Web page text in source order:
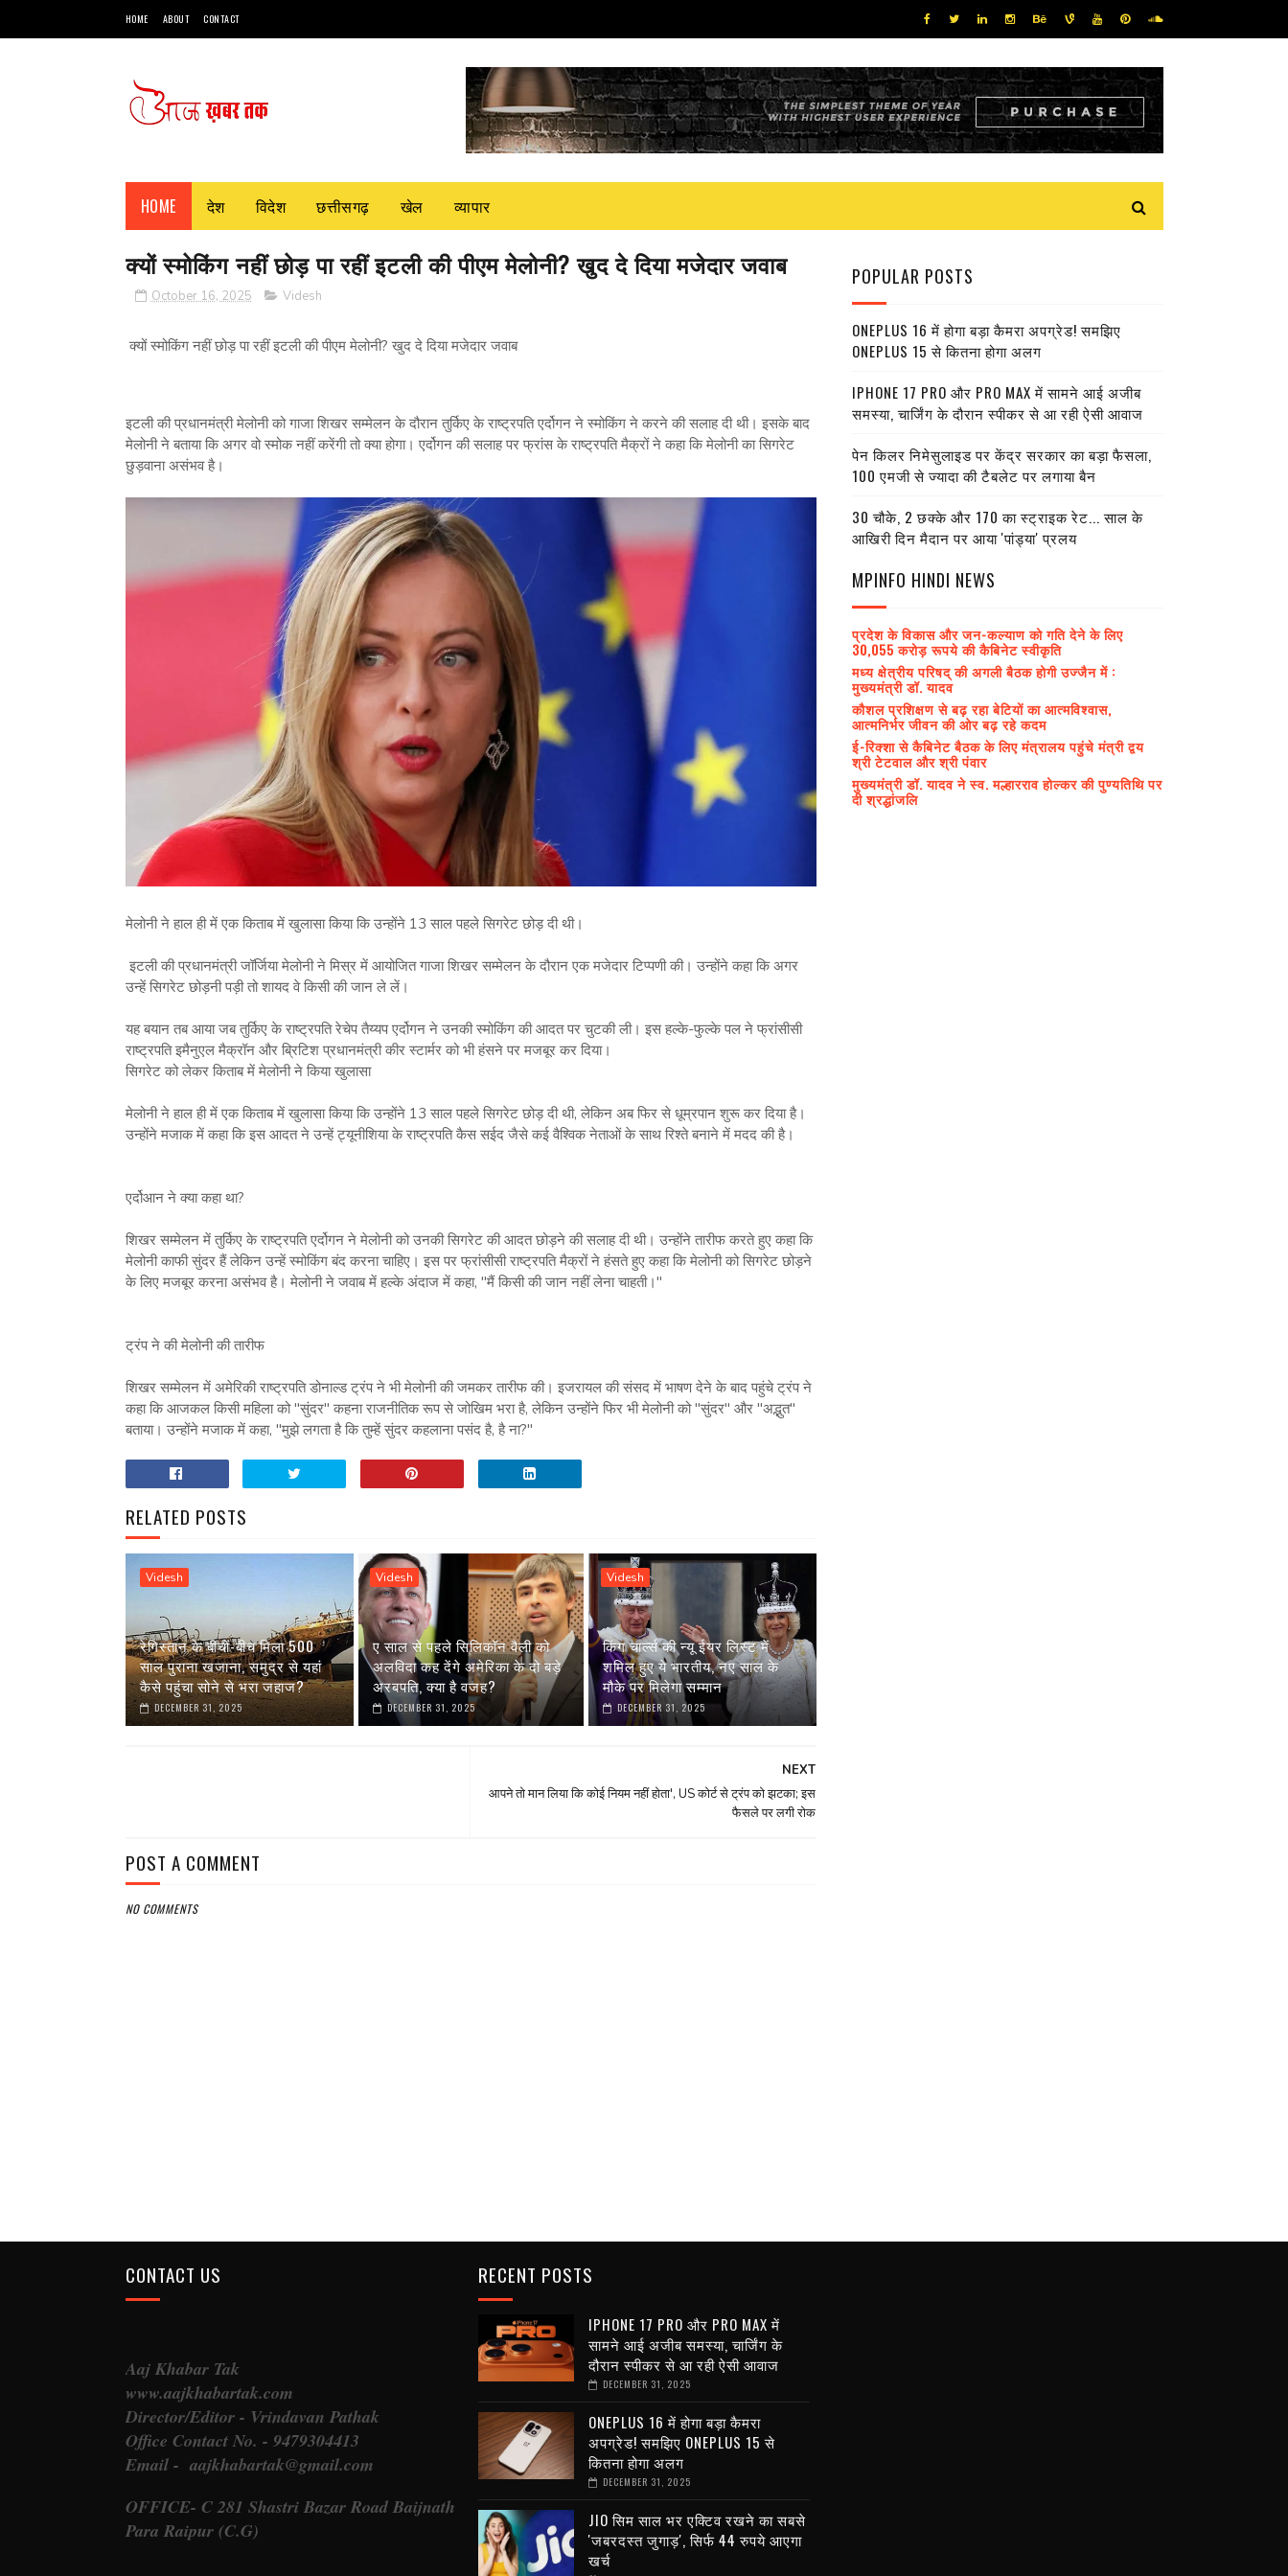
HOME ABOUT CONTACT
HOME देश विदेश छत्तीसगढ़ खेल व्यापार
क्यों स्मोकिंग नहीं छोड़ पा रहीं इटली की पीएम मेलोनी? खुद दे दिया मजेदार जवाब
October 16, 2025 Videsh
क्यों स्मोकिंग नहीं छोड़ पा रहीं इटली की पीएम मेलोनी? खुद दे दिया मजेदार जवाब
इटली की प्रधानमंत्री मेलोनी को गाजा शिखर सम्मेलन के दौरान तुर्किए के राष्ट्रपति एर्दोगन ने स्मोकिंग ने करने की सलाह दी थी। इसके बाद
मेलोनी ने बताया कि अगर वो स्मोक नहीं करेंगी तो क्या होगा। एर्दोगन की सलाह पर फ्रांस के राष्ट्रपति मैक्रों ने कहा कि मेलोनी का सिगरेट
छुड़वाना असंभव है।
मेलोनी ने हाल ही में एक किताब में खुलासा किया कि उन्होंने 13 साल पहले सिगरेट छोड़ दी थी।
इटली की प्रधानमंत्री जॉर्जिया मेलोनी ने मिस्र में आयोजित गाजा शिखर सम्मेलन के दौरान एक मजेदार टिप्पणी की। उन्होंने कहा कि अगर
उन्हें सिगरेट छोड़नी पड़ी तो शायद वे किसी की जान ले लें।
यह बयान तब आया जब तुर्किए के राष्ट्रपति रेचेप तैय्यप एर्दोगन ने उनकी स्मोकिंग की आदत पर चुटकी ली। इस हल्के-फुल्के पल ने फ्रांसीसी
राष्ट्रपति इमैनुएल मैक्रॉन और ब्रिटिश प्रधानमंत्री कीर स्टार्मर को भी हंसने पर मजबूर कर दिया।
सिगरेट को लेकर किताब में मेलोनी ने किया खुलासा
मेलोनी ने हाल ही में एक किताब में खुलासा किया कि उन्होंने 13 साल पहले सिगरेट छोड़ दी थी, लेकिन अब फिर से धूम्रपान शुरू कर दिया है।
उन्होंने मजाक में कहा कि इस आदत ने उन्हें ट्यूनीशिया के राष्ट्रपति कैस सईद जैसे कई वैश्विक नेताओं के साथ रिश्ते बनाने में मदद की है।
एर्दोआन ने क्या कहा था?
शिखर सम्मेलन में तुर्किए के राष्ट्रपति एर्दोगन ने मेलोनी को उनकी सिगरेट की आदत छोड़ने की सलाह दी थी। उन्होंने तारीफ करते हुए कहा कि
मेलोनी काफी सुंदर हैं लेकिन उन्हें स्मोकिंग बंद करना चाहिए। इस पर फ्रांसीसी राष्ट्रपति मैक्रों ने हंसते हुए कहा कि मेलोनी को सिगरेट छोड़ने
के लिए मजबूर करना असंभव है। मेलोनी ने जवाब में हल्के अंदाज में कहा, "मैं किसी की जान नहीं लेना चाहती।"
ट्रंप ने की मेलोनी की तारीफ
शिखर सम्मेलन में अमेरिकी राष्ट्रपति डोनाल्ड ट्रंप ने भी मेलोनी की जमकर तारीफ की। इजरायल की संसद में भाषण देने के बाद पहुंचे ट्रंप ने
कहा कि आजकल किसी महिला को "सुंदर" कहना राजनीतिक रूप से जोखिम भरा है, लेकिन उन्होंने फिर भी मेलोनी को "सुंदर" और "अद्भुत"
बताया। उन्होंने मजाक में कहा, "मुझे लगता है कि तुम्हें सुंदर कहलाना पसंद है, है ना?"
RELATED POSTS
Videsh
रेगिस्तान के बीचों-बीच मिला 500
साल पुराना खजाना, समुद्र से यहां
कैसे पहुंचा सोने से भरा जहाज?
DECEMBER 31, 2025
Videsh
ए साल से पहले सिलिकॉन वैली को
अलविदा कह देंगे अमेरिका के दो बड़े
अरबपति, क्या है वजह?
DECEMBER 31, 2025
Videsh
किंग चार्ल्स की न्यू ईयर लिस्ट में
शमिल हुए ये भारतीय, नए साल के
मौके पर मिलेगा सम्मान
DECEMBER 31, 2025
NEXT
आपने तो मान लिया कि कोई नियम नहीं होता', US कोर्ट से ट्रंप को झटका; इस
फैसले पर लगी रोक
POST A COMMENT
NO COMMENTS
POPULAR POSTS
ONEPLUS 16 में होगा बड़ा कैमरा अपग्रेड! समझिए
ONEPLUS 15 से कितना होगा अलग
IPHONE 17 PRO और PRO MAX में सामने आई अजीब
समस्या, चार्जिंग के दौरान स्पीकर से आ रही ऐसी आवाज
पेन किलर निमेसुलाइड पर केंद्र सरकार का बड़ा फैसला,
100 एमजी से ज्यादा की टैबलेट पर लगाया बैन
30 चौके, 2 छक्के और 170 का स्ट्राइक रेट... साल के
आखिरी दिन मैदान पर आया 'पांड्या' प्रलय
MPINFO HINDI NEWS
प्रदेश के विकास और जन-कल्याण को गति देने के लिए
30,055 करोड़ रूपये की कैबिनेट स्वीकृति
मध्य क्षेत्रीय परिषद् की अगली बैठक होगी उज्जैन में :
मुख्यमंत्री डॉ. यादव
कौशल प्रशिक्षण से बढ़ रहा बेटियों का आत्मविश्वास,
आत्मनिर्भर जीवन की ओर बढ़ रहे कदम
ई-रिक्शा से कैबिनेट बैठक के लिए मंत्रालय पहुंचे मंत्री द्वय
श्री टेटवाल और श्री पंवार
मुख्यमंत्री डॉ. यादव ने स्व. मल्हारराव होल्कर की पुण्यतिथि पर
दी श्रद्धांजलि
CONTACT US
Aaj Khabar Tak
www.aajkhabartak.com
Director/Editor - Vrindavan Pathak
Office Contact No. - 9479304413
Email - aajkhabartak@gmail.com
OFFICE- C 281 Shastri Bazar Road Baijnath
Para Raipur (C.G)
RECENT POSTS
IPHONE 17 PRO और PRO MAX में
सामने आई अजीब समस्या, चार्जिंग के
दौरान स्पीकर से आ रही ऐसी आवाज
DECEMBER 31, 2025
ONEPLUS 16 में होगा बड़ा कैमरा
अपग्रेड! समझिए ONEPLUS 15 से
कितना होगा अलग
DECEMBER 31, 2025
JIO सिम साल भर एक्टिव रखने का सबसे
'जबरदस्त जुगाड़', सिर्फ 44 रुपये आएगा
खर्च